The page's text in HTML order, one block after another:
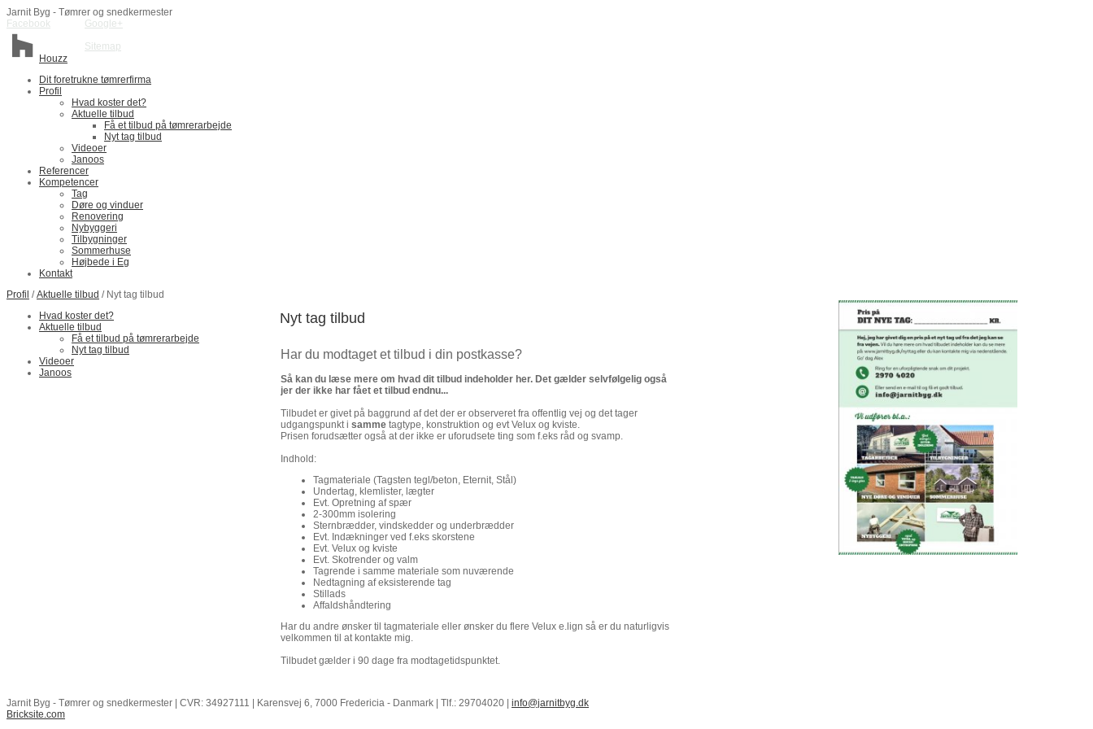
Jarnit Byg - Tømrer og snedkermester
Facebook
Google+
Houzz
Sitemap
Dit foretrukne tømrerfirma
Profil
Hvad koster det?
Aktuelle tilbud
Få et tilbud på tømrerarbejde
Nyt tag tilbud
Videoer
Janoos
Referencer
Kompetencer
Tag
Døre og vinduer
Renovering
Nybyggeri
Tilbygninger
Sommerhuse
Højbede i Eg
Kontakt
Profil /Aktuelle tilbud / Nyt tag tilbud
Hvad koster det?
Aktuelle tilbud
Få et tilbud på tømrerarbejde
Nyt tag tilbud
Videoer
Janoos
Nyt tag tilbud
Har du modtaget et tilbud i din postkasse?
Så kan du læse mere om hvad dit tilbud indeholder her. Det gælder selvfølgelig også
jer der ikke har fået et tilbud endnu...
Tilbudet er givet på baggrund af det der er observeret fra offentlig vej og det tager
udgangspunkt i samme tagtype, konstruktion og evt Velux og kviste.
Prisen forudsætter også at der ikke er uforudsete ting som f.eks råd og svamp.
Indhold:
Tagmateriale (Tagsten tegl/beton, Eternit, Stål)
Undertag, klemlister, lægter
Evt. Opretning af spær
2-300mm isolering
Sternbrædder, vindskedder og underbrædder
Evt. Indækninger ved f.eks skorstene
Evt. Velux og kviste
Evt. Skotrender og valm
Tagrende i samme materiale som nuværende
Nedtagning af eksisterende tag
Stillads
Affaldshåndtering
Har du andre ønsker til tagmateriale eller ønsker du flere Velux e.lign så er du naturligvis
velkommen til at kontakte mig.
Tilbudet gælder i 90 dage fra modtagetidspunktet.
Jarnit Byg - Tømrer og snedkermester | CVR: 34927111 | Karensvej 6, 7000 Fredericia - Danmark | Tlf.: 29704020 | info@jarnitbyg.dk
Bricksite.com